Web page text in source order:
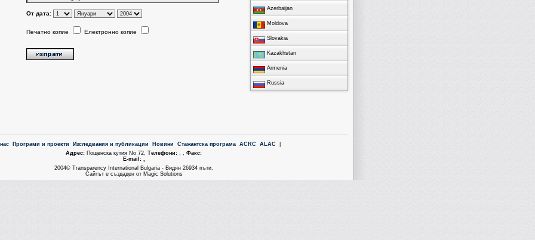
От дата:
Печатно копие Електронно копие
Azerbaijan
Moldova
Slovakia
Kazakhstan
Armenia
Russia
Програми и проекти Изследвания и публикации Новини Стажантска програма ACRC ALAC
Aдрес: Пощенска кутия No 72, Tелефони: , , Факс:
Е-mail: ,
2004© Transparency International Bulgaria - Видян 26934 пъти.
Сайтът е създаден от Magic Solutions